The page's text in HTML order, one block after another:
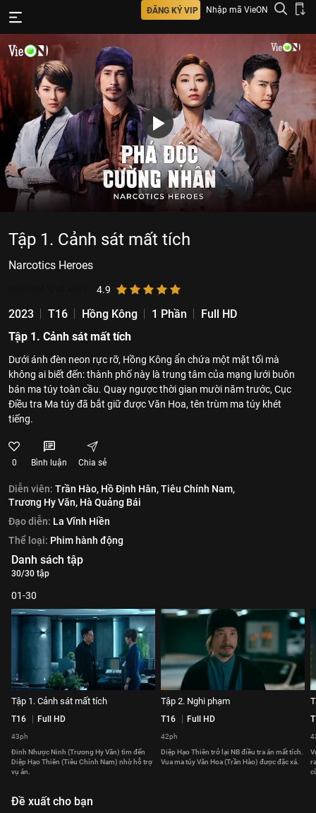
ĐĂNG KÝ VIP Nhập mã VieON
Tập 1. Cảnh sát mất tích
Narcotics Heroes
4.9
2023 T16 Hồng Kông 1 Phần
Full HD
Tập 1. Cảnh sát mất tích
Dưới ánh đèn neon rực rỡ, Hồng Kông ẩn chứa một mặt tối mà
không ai biết đến: thành phố này là trung tâm của mạng lưới buôn
bán ma túy toàn cầu. Quay ngược thời gian mười năm trước, Cục
Điều tra Ma túy đã bắt giữ được Văn Hoa, tên trùm ma túy khét
tiếng.
0 Bình luận Chia sẻ
Diễn viên: Trần Hào, Hồ Định Hân,Tiêu Chính Nam,
Trương Hy Văn, Hà Quảng Bái
Đạo diễn: La Vĩnh Hiền
Thể loại: Phim hành động
Danh sách tập
30/30 tập
01-30
Tập 1. Cảnh sát mất tích
T16 Full HD
43ph
Đinh Nhược Ninh (Trương Hy Văn) tìm đến
Diệp Hạo Thiên (Tiêu Chính Nam) nhờ hỗ trợ
vụ án.
Tập 2. Nghi phạm
T16 Full HD
42ph
Diệp Hạo Thiên trở lại NB điều tra án mất tích.
Vua ma túy Văn Hoa (Trần Hào) được đặc xá.
Đề xuất cho bạn